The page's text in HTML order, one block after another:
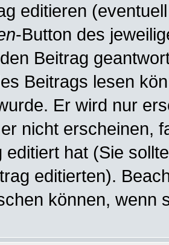
editieren
-Button des
Beitrag
Beitrags lesen
Er wird nur
nicht erscheinen,
editiert hat (Sie
editierten).
können, wenn